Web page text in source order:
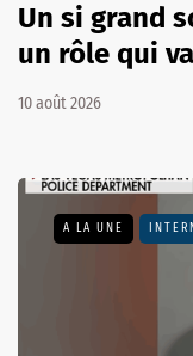
Un si grand
un rôle qui
10 août 2026
A LA UNE